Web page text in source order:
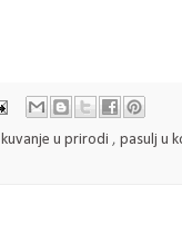
kuvanje u prirodi , pasulj u